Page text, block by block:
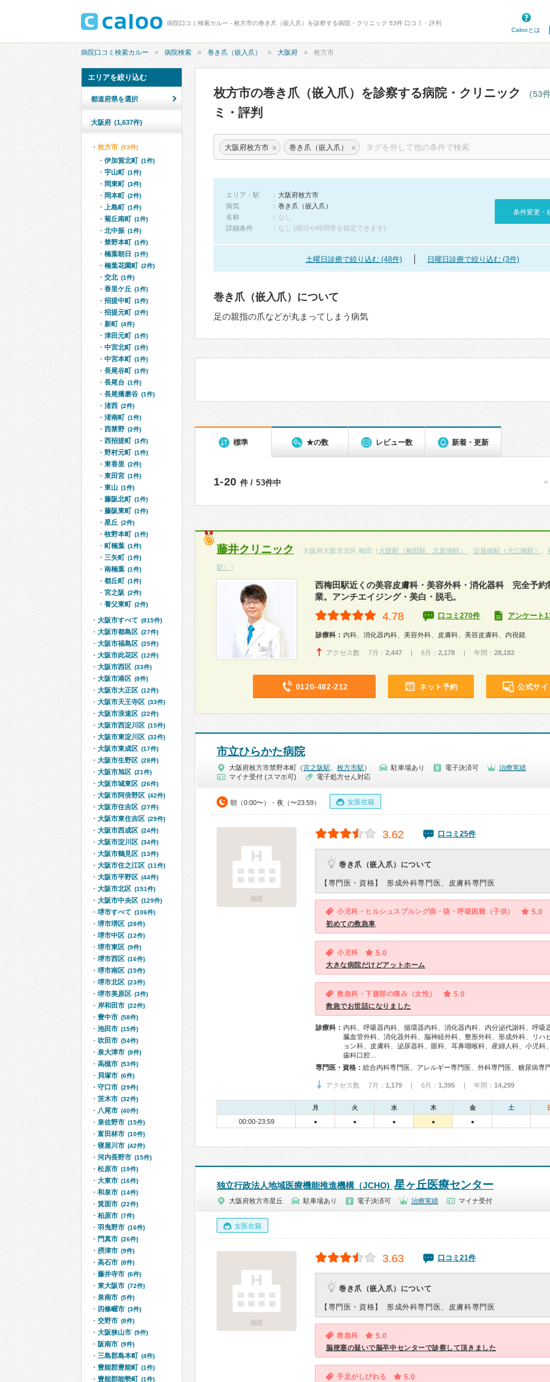
病院口コミ検索カルー - 枚方市の巻き爪（嵌入爪）を診察する病院・クリニック 53件 口コミ・評判
Calooとは
病院口コミ検索カルー 病院検索 巻き爪（嵌入爪） 大阪府 枚方市
枚方市の巻き爪（嵌入爪）を診察する病院・クリニック （53
ミ・評判
大阪府枚方市 × 巻き爪（嵌入爪） ×
エリア・駅
大阪府枚方市
病気
巻き爪（嵌入爪）
名称
なし
詳細条件
なし (曜日や時間帯を指定できます)
条件変更・
土曜日診療で絞り込む (48件) 日曜日診療で絞り込む (3件)
巻き爪（嵌入爪）について
足の親指の爪などが丸まってしまう病気
標準 ★の数 レビュー数 新着・更新
1-20 件 / 53件中
藤井クリニック 大阪府大阪市北区 梅田（ 大阪駅（梅田駅、北新地駅） 淀屋橋駅（大江橋駅）
駅） ）
西梅田駅近くの美容皮膚科・美容外科・消化器科 完全予約
業。アンチエイジング・美白・脱毛。
4.78 口コミ270件 アンケート
診療科： 内科、消化器内科、美容外科、皮膚科、美容皮膚科、内視鏡
アクセス数 7月： 2,447 | 6月： 2,178 | 年間： 28,182
0120-482-212 ネット予約 公式サイ
市立ひらかた病院
大阪府枚方市禁野本町（宮之阪駅 枚方市駅 ） 駐車場あり 電子決済可
治療実績
マイナ受付 (スマホ可)
電子処方せん対応
朝（0:00〜）・夜（〜23:59） 女医在籍
病院
3.62 口コミ25件
巻き爪（嵌入爪）について
【専門医・資格】 形成外科専門医、皮膚科専門医
小児科・ヒルシュスプルング病・咳・呼吸困難（子供） 5.0
初めての救急車
小児科 5.0
大きな病院だけどアットホーム
救急科・下腹部の痛み（女性） 5.0
救急でお世話になりました
診療科： 内科、呼吸器内科、循環器内科、消化器内科、内分泌代謝科、呼吸
臓血管外科、消化器外科、脳神経外科、整形外科、形成外科、リハ
ョン科、皮膚科、泌尿器科、眼科、耳鼻咽喉科、産婦人科、小児科
歯科口腔…
専門医・資格：
アクセス数 7月： 1,179 | 6月： 1,395 | 年間： 14,299
月 火 水 木 金 土
00:00-23:59 ● ● ● ● ●
独立行政法人地域医療機能推進機構（JCHO) 星ヶ丘医療センター
大阪府枚方市星丘 駐車場あり 電子決済可 治療実績 マイナ受付
女医在籍
病院
3.63 口コミ21件
巻き爪（嵌入爪）について
【専門医・資格】 形成外科専門医、皮膚科専門医
救急科 5.0
脳梗塞の疑いで脳卒中センターで診察して頂きました
手足がしびれる 5.0
エリアを絞り込む
都道府県を選択
大阪府 (1,637件)
枚方市 (53件)
伊加賀北町 (1件)
宇山町 (1件)
岡東町 (3件)
岡本町 (2件)
上島町 (1件)
菊丘南町 (1件)
北中振 (1件)
禁野本町 (1件)
楠葉朝日 (1件)
楠葉花園町 (2件)
交北 (1件)
香里ケ丘 (1件)
招提中町 (1件)
招提元町 (2件)
新町 (4件)
津田元町 (1件)
中宮北町 (1件)
中宮本町 (1件)
長尾谷町 (1件)
長尾台 (1件)
長尾播磨谷 (1件)
渚西 (2件)
渚南町 (1件)
西禁野 (2件)
西招提町 (1件)
野村元町 (1件)
東香里 (2件)
東田宮 (1件)
東山 (1件)
藤阪北町 (1件)
藤阪東町 (1件)
星丘 (2件)
牧野本町 (1件)
町楠葉 (1件)
三矢町 (1件)
南楠葉 (1件)
都丘町 (1件)
宮之阪 (2件)
養父東町 (2件)
大阪市すべて (815件)
大阪市都島区 (27件)
大阪市福島区 (25件)
大阪市此花区 (12件)
大阪市西区 (33件)
大阪市港区 (8件)
大阪市大正区 (12件)
大阪市天王寺区 (33件)
大阪市浪速区 (22件)
大阪市西淀川区 (15件)
大阪市東淀川区 (32件)
大阪市東成区 (17件)
大阪市生野区 (28件)
大阪市旭区 (21件)
大阪市城東区 (26件)
大阪市阿倍野区 (42件)
大阪市住吉区 (27件)
大阪市東住吉区 (29件)
大阪市西成区 (24件)
大阪市淀川区 (34件)
大阪市鶴見区 (13件)
大阪市住之江区 (11件)
大阪市平野区 (44件)
大阪市北区 (151件)
大阪市中央区 (129件)
堺市すべて (106件)
堺市堺区 (28件)
堺市中区 (12件)
堺市東区 (9件)
堺市西区 (16件)
堺市南区 (15件)
堺市北区 (23件)
堺市美原区 (3件)
岸和田市 (22件)
豊中市 (58件)
池田市 (15件)
吹田市 (54件)
泉大津市 (8件)
高槻市 (53件)
貝塚市 (6件)
守口市 (29件)
茨木市 (32件)
八尾市 (40件)
泉佐野市 (15件)
富田林市 (10件)
寝屋川市 (42件)
河内長野市 (15件)
松原市 (19件)
大東市 (16件)
和泉市 (14件)
箕面市 (22件)
柏原市 (7件)
羽曳野市 (16件)
門真市 (26件)
摂津市 (9件)
高石市 (8件)
藤井寺市 (6件)
東大阪市 (72件)
泉南市 (5件)
四條畷市 (3件)
交野市 (8件)
大阪狭山市 (9件)
阪南市 (9件)
三島郡島本町 (4件)
豊能郡豊能町 (1件)
豊能郡能勢町 (1件)